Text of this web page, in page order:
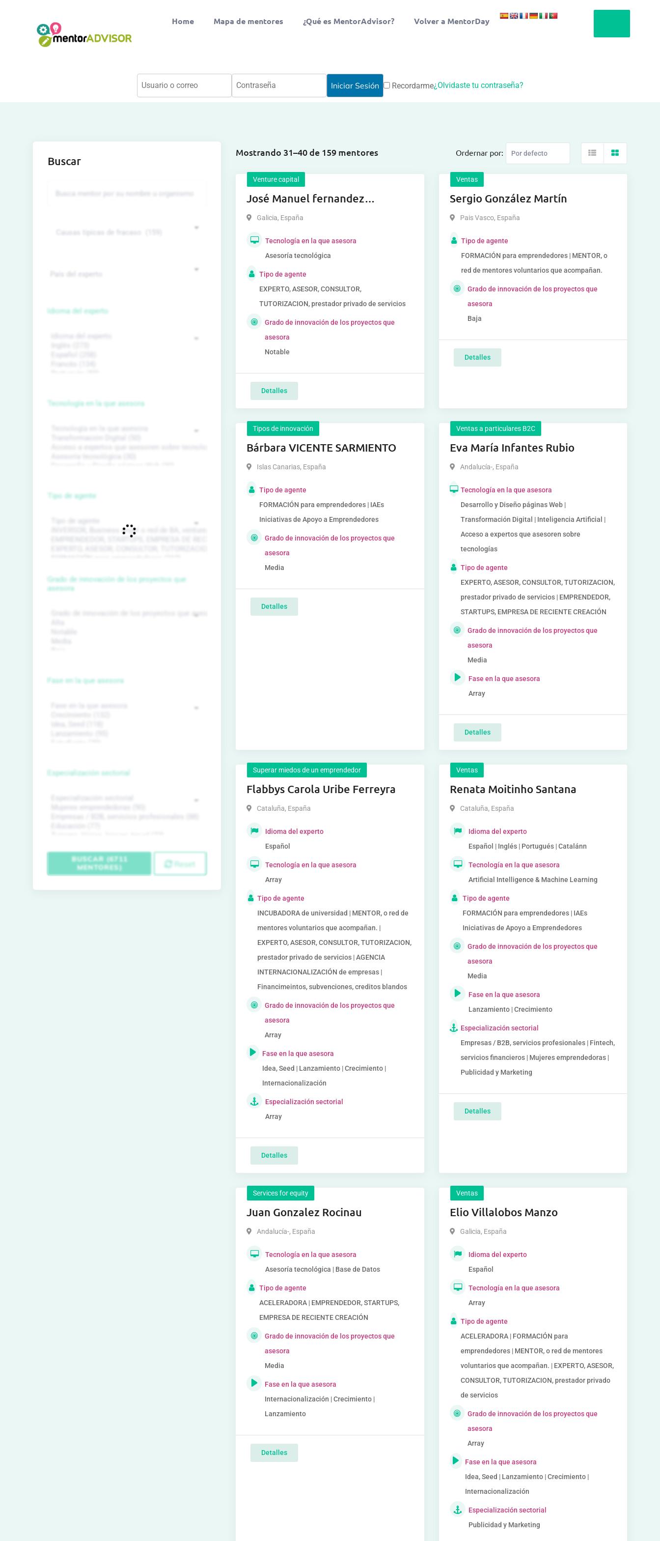
Home Mapa de mentores ¿Qué es MentorAdvisor? Volver a MentorDay
Recordarme¿Olvidaste tu contraseña?
Mostrando 31–40 de 159 mentores Ordernar por:
Venture capital
José Manuel fernandez
fernandez
Galicia, España
Tecnología en la que asesora
Asesoría tecnológica
Tipo de agente
EXPERTO, ASESOR, CONSULTOR,
TUTORIZACION, prestador privado de servicios
Grado de innovación de los proyectos que
asesora
Notable
Detalles
Ventas
Sergio González Martín
Pais Vasco, España
Tipo de agente
FORMACIÓN para emprendedores | MENTOR, o
red de mentores voluntarios que acompañan.
Grado de innovación de los proyectos que
asesora
Baja
Detalles
Tipos de innovación
Bárbara VICENTE SARMIENTO
Islas Canarias, España
Tipo de agente
FORMACIÓN para emprendedores | IAEs
Iniciativas de Apoyo a Emprendedores
Grado de innovación de los proyectos que
asesora
Media
Detalles
Ventas a particulares B2C
Eva María Infantes Rubio
Andalucía-, España
Tecnología en la que asesora
Desarrollo y Diseño páginas Web |
Transformación Digital | Inteligencia Artificial |
Acceso a expertos que asesoren sobre
tecnologías
Tipo de agente
EXPERTO, ASESOR, CONSULTOR, TUTORIZACION,
prestador privado de servicios | EMPRENDEDOR,
STARTUPS, EMPRESA DE RECIENTE CREACIÓN
Grado de innovación de los proyectos que
asesora
Media
Fase en la que asesora
Array
Detalles
Superar miedos de un emprendedor
Flabbys Carola Uribe Ferreyra
Cataluña, España
Idioma del experto
Español
Tecnología en la que asesora
Array
Tipo de agente
INCUBADORA de universidad | MENTOR, o red de
mentores voluntarios que acompañan. |
EXPERTO, ASESOR, CONSULTOR, TUTORIZACION,
prestador privado de servicios | AGENCIA
INTERNACIONALIZACIÓN de empresas |
Financimeintos, subvenciones, creditos blandos
Grado de innovación de los proyectos que
asesora
Array
Fase en la que asesora
Idea, Seed | Lanzamiento | Crecimiento |
Internacionalización
Especialización sectorial
Array
Detalles
Ventas
Renata Moitinho Santana
Cataluña, España
Idioma del experto
Español | Inglés | Portugués | Catalánn
Tecnología en la que asesora
Artificial Intelligence & Machine Learning
Tipo de agente
FORMACIÓN para emprendedores | IAEs
Iniciativas de Apoyo a Emprendedores
Grado de innovación de los proyectos que
asesora
Media
Fase en la que asesora
Lanzamiento | Crecimiento
Especialización sectorial
Empresas / B2B, servicios profesionales | Fintech,
servicios financieros | Mujeres emprendedoras |
Publicidad y Marketing
Detalles
Services for equity
Juan Gonzalez Rocinau
Andalucía-, España
Tecnología en la que asesora
Asesoría tecnológica | Base de Datos
Tipo de agente
ACELERADORA | EMPRENDEDOR, STARTUPS,
EMPRESA DE RECIENTE CREACIÓN
Grado de innovación de los proyectos que
asesora
Media
Fase en la que asesora
Internacionalización | Crecimiento |
Lanzamiento
Detalles
Ventas
Elio Villalobos Manzo
Galicia, España
Idioma del experto
Español
Tecnología en la que asesora
Array
Tipo de agente
ACELERADORA | FORMACIÓN para
emprendedores | MENTOR, o red de mentores
voluntarios que acompañan. | EXPERTO, ASESOR,
CONSULTOR, TUTORIZACION, prestador privado
de servicios
Grado de innovación de los proyectos que
asesora
Array
Fase en la que asesora
Idea, Seed | Lanzamiento | Crecimiento |
Internacionalización
Especialización sectorial
Publicidad y Marketing
Buscar
Idioma del experto
Tecnología en la que asesora
Tipo de agente
Grado de innovación de los proyectos que
asesora
Fase en la que asesora
Especialización sectorial
BUSCAR (6711
MENTORES)
Reset